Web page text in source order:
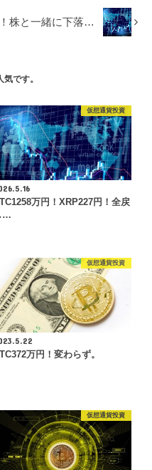
株と一緒に下落…
です。
仮想通貨投資
万円！XRP227円！全戻
…
仮想通貨投資
万円！変わらず。
仮想通貨投資